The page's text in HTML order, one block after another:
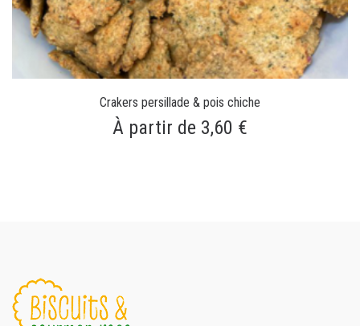
Crakers persillade & pois chiche
À partir de 3,60 €